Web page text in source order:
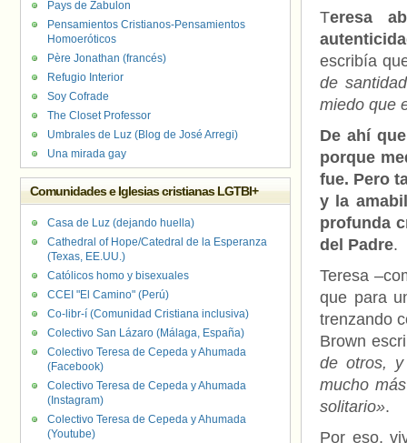
Teresa
escribía
de
miedo que
De ahí
porque
fue. Pero
y la
profunda
del Padre.
Teresa
que para
trenzando
Brown
de otros,
mucho
solitario».
Por eso,
Pays de Zabulon
Pensamientos Cristianos-Pensamientos
Homoeróticos
Père Jonathan (francés)
Refugio Interior
Soy Cofrade
The Closet Professor
Umbrales de Luz (Blog de José Arregi)
Una mirada gay
Comunidades e Iglesias cristianas LGTBI+
Casa de Luz (dejando huella)
Cathedral of Hope/Catedral de la Esperanza
(Texas, EE.UU.)
Católicos homo y bisexuales
CCEI "El Camino" (Perú)
Co-libr-í (Comunidad Cristiana inclusiva)
Colectivo San Lázaro (Málaga, España)
Colectivo Teresa de Cepeda y Ahumada
(Facebook)
Colectivo Teresa de Cepeda y Ahumada
(Instagram)
Colectivo Teresa de Cepeda y Ahumada
(Youtube)